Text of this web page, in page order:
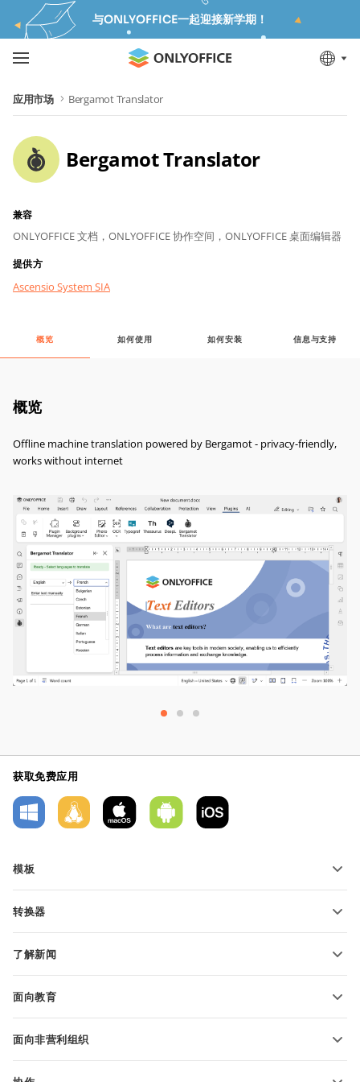
与ONLYOFFICE一起迎接新学期！
应用市场 Bergamot Translator
Bergamot Translator
兼容
ONLYOFFICE 文档， ONLYOFFICE 协作空间， ONLYOFFICE 桌面编辑器
提供方
Ascensio System SIA
概览 如何使用 如何安装 信息与支持
概览
Offline machine translation powered by Bergamot - privacy-friendly,
works without internet
获取免费应用
模板
文本文档模板
转换器
转换电子表格
了解新闻
面向教育
适用于教育人士
面向非营利组织